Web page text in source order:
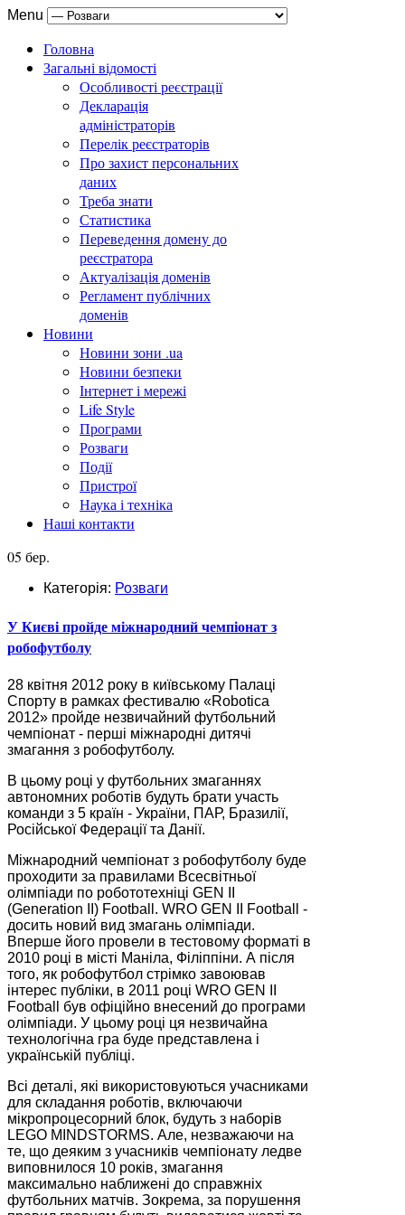
Menu
Головна
Загальні відомості
Особливості реєстрації
Декларація
адміністраторів
Перелік реєстраторів
Про захист персональних
даних
Треба знати
Статистика
Переведення домену до
реєстратора
Актуалізація доменів
Регламент публічних
доменів
Новини
Новини зони .ua
Новини безпеки
Інтернет і мережі
Life Style
Програми
Розваги
Події
Пристрої
Наука і техніка
Наші контакти
05 бер.
Категорія: Розваги
У Києві пройде міжнародний чемпіонат з
робофутболу
28 квітня 2012 року в київському Палаці
Спорту в рамках фестивалю «Robotica
2012» пройде незвичайний футбольний
чемпіонат - перші міжнародні дитячі
змагання з робофутболу.
В цьому році у футбольних змаганнях
автономних роботів будуть брати участь
команди з 5 країн - України, ПАР, Бразилії,
Російської Федерації та Данії.
Міжнародний чемпіонат з робофутболу буде
проходити за правилами Всесвітньої
олімпіади по робототехніці GEN II
(Generation II) Football. WRO GEN II Football -
досить новий вид змагань олімпіади.
Вперше його провели в тестовому форматі в
2010 році в місті Маніла, Філіппіни. А після
того, як робофутбол стрімко завоював
інтерес публіки, в 2011 році WRO GEN II
Football був офіційно внесений до програми
олімпіади. У цьому році ця незвичайна
технологічна гра буде представлена і
українській публіці.
Всі деталі, які використовуються учасниками
для складання роботів, включаючи
мікропроцесорний блок, будуть з наборів
LEGO MINDSTORMS. Але, незважаючи на
те, що деяким з учасників чемпіонату ледве
виповнилося 10 років, змагання
максимально наближені до справжніх
футбольних матчів. Зокрема, за порушення